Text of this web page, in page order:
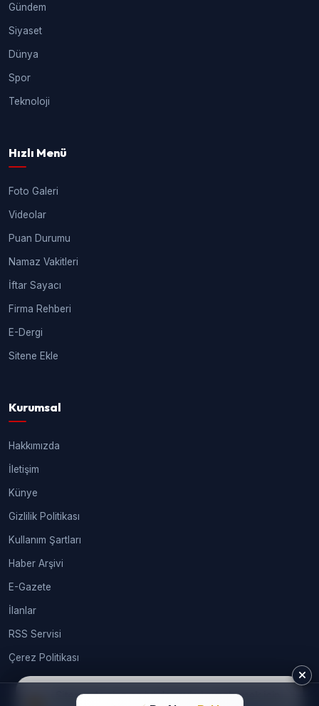
Gündem
Siyaset
Dünya
Spor
Teknoloji
Hızlı Menü
Foto Galeri
Videolar
Puan Durumu
Namaz Vakitleri
İftar Sayacı
Firma Rehberi
E-Dergi
Sitene Ekle
Kurumsal
Hakkımızda
İletişim
Künye
Gizlilik Politikası
Kullanım Şartları
Haber Arşivi
E-Gazete
İlanlar
RSS Servisi
Çerez Politikası
Sitemizde size en iyi deneyimi sunabilmek için